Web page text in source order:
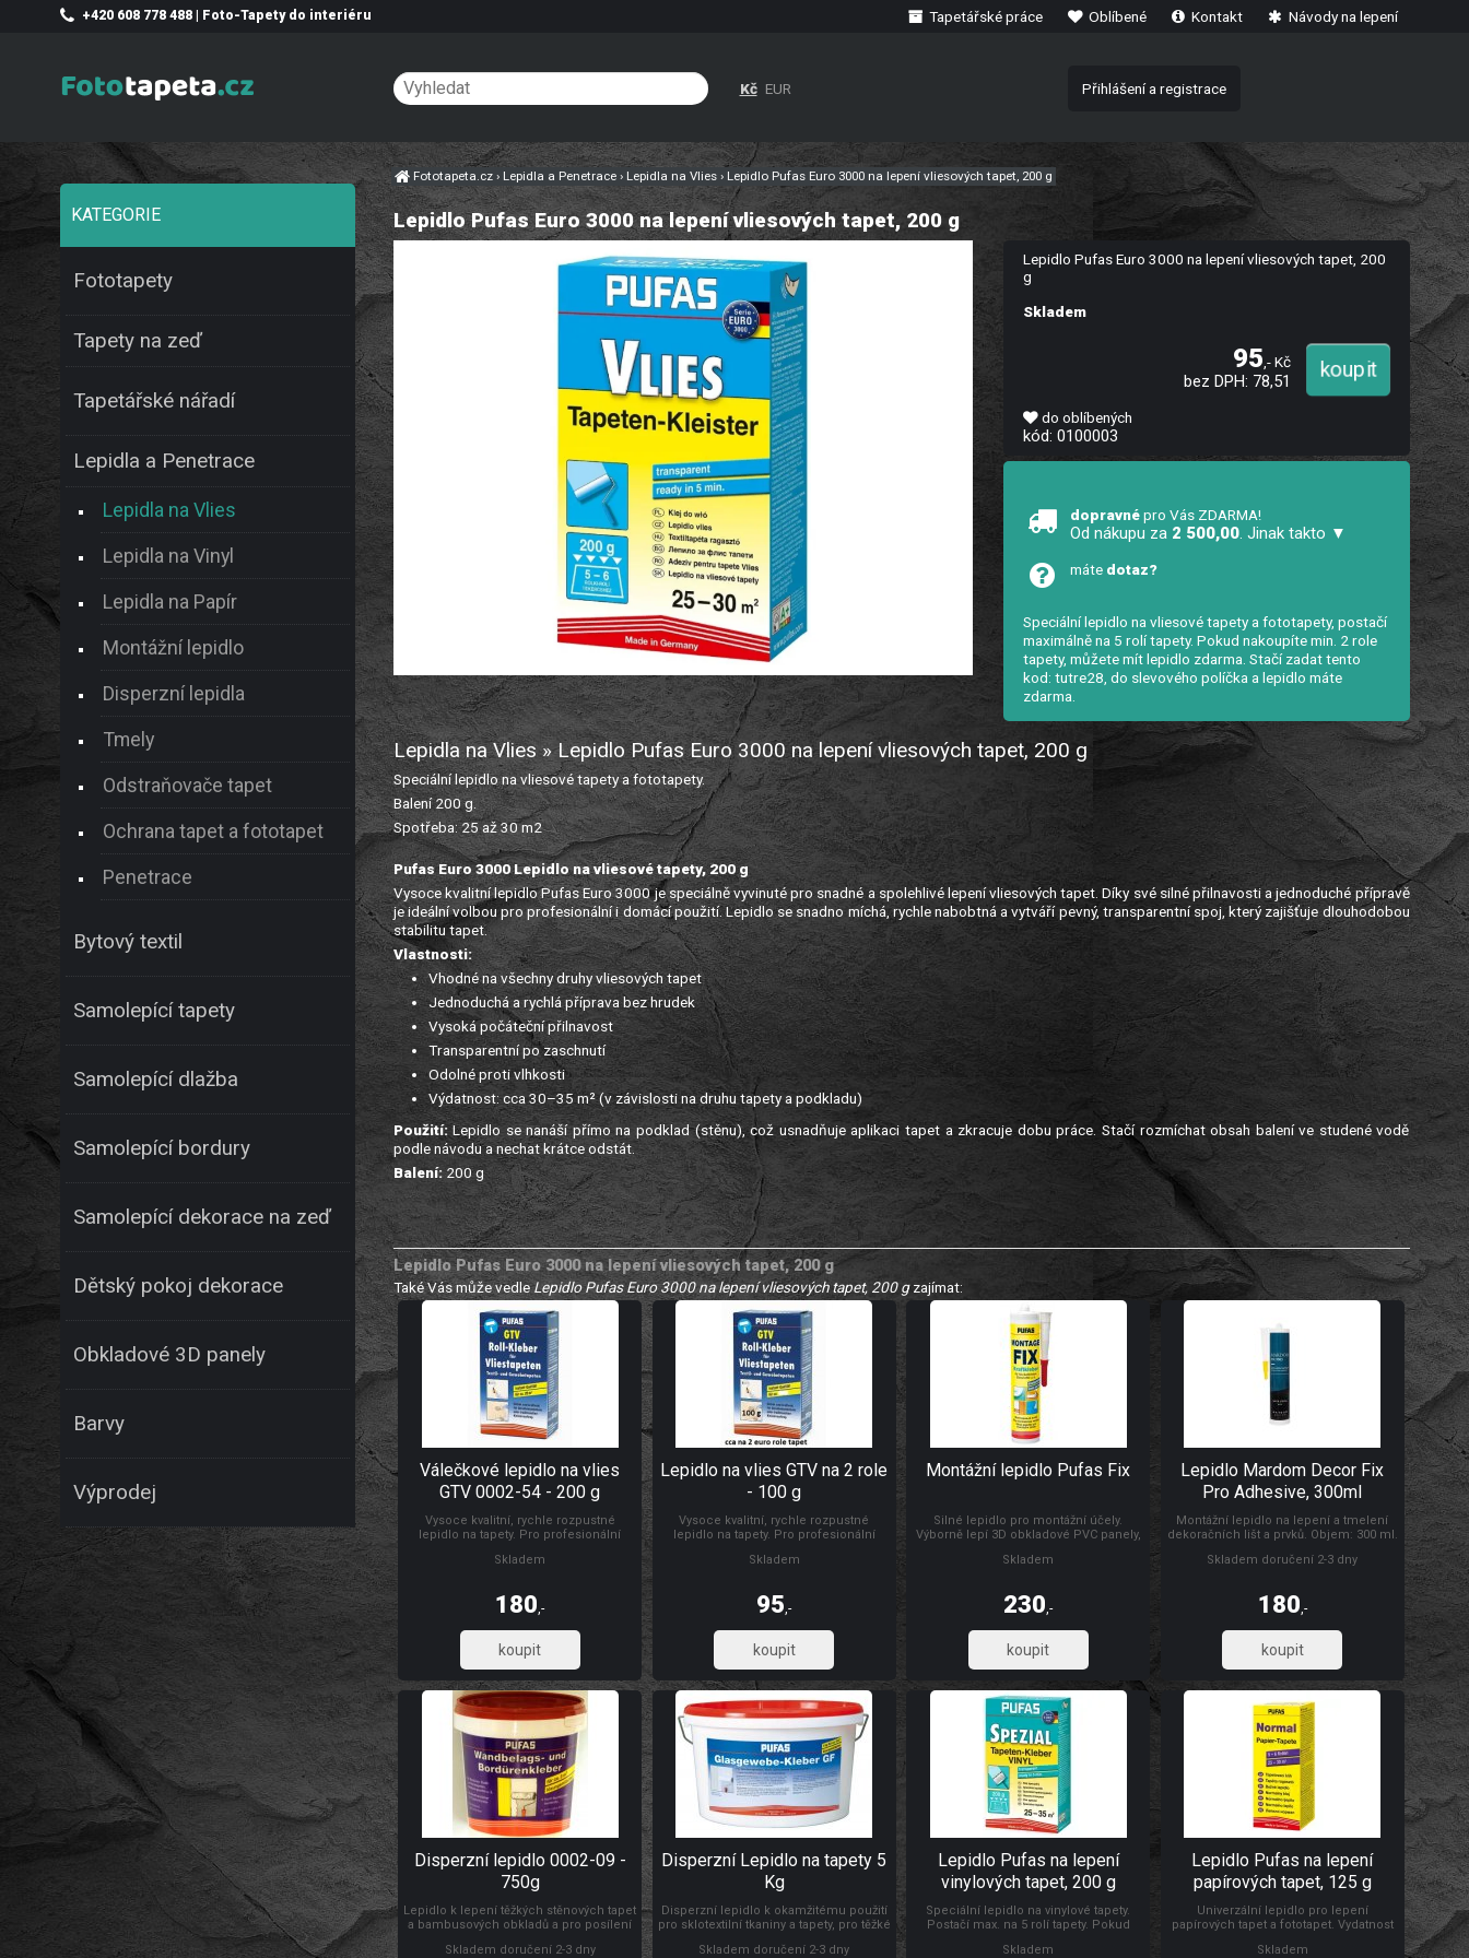
Lepidlo Pufas Euro 3000 na lepení vliesových tapet, 200 g
Lepidlo Pufas Euro 3000 na lepení vliesových tapet, 200
g
Skladem
95 ,- Kč
bez DPH: 78,51
do oblíbených
kód: 0100003
dopravnépro Vás ZDARMA!
Od nákupu za 2 500,00. Jinak takto ▼
máte dotaz?
Speciální lepidlo na vliesové tapety a fototapety, postačí
maximálně na 5 rolí tapety. Pokud nakoupíte min. 2 role
tapety, můžete mít lepidlo zdarma. Stačí zadat tento
kod: tutre28, do slevového políčka a lepidlo máte
zdarma.
Lepidla na Vlies » Lepidlo Pufas Euro 3000 na lepení vliesových tapet, 200 g
Speciální lepidlo na vliesové tapety a fototapety.
Balení 200 g.
Spotřeba: 25 až 30 m2
Pufas Euro 3000 Lepidlo na vliesové tapety, 200 g
Vysoce kvalitní lepidlo Pufas Euro 3000 je speciálně vyvinuté pro snadné a spolehlivé lepení vliesových tapet. Díky své silné přilnavosti a jednoduché přípravě
je ideální volbou pro profesionální i domácí použití. Lepidlo se snadno míchá, rychle nabobtná a vytváří pevný, transparentní spoj, který zajišťuje dlouhodobou
stabilitu tapet.
Vlastnosti:
Vhodné na všechny druhy vliesových tapet
Jednoduchá a rychlá příprava bez hrudek
Vysoká počáteční přilnavost
Transparentní po zaschnutí
Odolné proti vlhkosti
Výdatnost: cca 30–35 m² (v závislosti na druhu tapety a podkladu)
Použití:Lepidlo se nanáší přímo na podklad (stěnu), což usnadňuje aplikaci tapet a zkracuje dobu práce. Stačí rozmíchat obsah balení ve studené vodě
podle návodu a nechat krátce odstát.
Balení:200 g
Lepidlo Pufas Euro 3000 na lepení vliesových tapet, 200 g
Také Vás může vedleLepidlo Pufas Euro 3000 na lepení vliesových tapet, 200 gzajímat:
Válečkové lepidlo na vlies
GTV 0002-54 - 200 g
Vysoce kvalitní, rychle rozpustné
lepidlo na tapety. Pro profesionální
vliesových, textilních a tkaninových
Skladem
180,-
148,76
Lepidlo na vlies GTV na 2 role
- 100 g
Vysoce kvalitní, rychle rozpustné
lepidlo na tapety. Pro profesionální
ražených vliesových, textilních a
na 2 role tapety.
Skladem
95,-
78,51
Montážní lepidlo Pufas Fix
Silné lepidlo pro montážní účely.
Výborně lepí 3D obkladové PVC panely,
Vydatnost lepidla cca 2 m2. Vhodné pro
Skladem
230,-
190,08
Lepidlo Mardom Decor Fix
Pro Adhesive, 300ml
Montážní lepidlo na lepení a tmelení
dekoračních lišt a prvků. Objem: 300 ml.
Skladem doručení 2-3 dny
180,-
148,76
Disperzní lepidlo 0002-09 -
750g
Lepidlo k lepení těžkých stěnových tapet
a bambusových obkladů a pro posílení
podklad disperze. Vystačí cca na 2 m2.
Skladem doručení 2-3 dny
Disperzní Lepidlo na tapety 5
Kg
Disperzní lepidlo k okamžitému použití
pro sklotextilní tkaniny a tapety, pro těžké
lepení na nesavé podklady. Vydatnost
Skladem doručení 2-3 dny
Lepidlo Pufas na lepení
vinylových tapet, 200 g
Speciální lepidlo na vinylové tapety.
Postačí max. na 5 rolí tapety. Pokud
lepidlo zdarma. Stačí zadat tento kod:
Skladem
Lepidlo Pufas na lepení
papírových tapet, 125 g
Univerzální lepidlo pro lepení
papírových tapet a fototapet. Vydatnost
nakoupíte min. 2 role tapety, můžete mít
Skladem
KATEGORIE
Fototapety
Tapety na zeď
Tapetářské nářadí
Lepidla a Penetrace
Lepidla na Vlies
Lepidla na Vinyl
Lepidla na Papír
Montážní lepidlo
Disperzní lepidla
Tmely
Odstraňovače tapet
Ochrana tapet a fototapet
Penetrace
Bytový textil
Samolepící tapety
Samolepící dlažba
Samolepící bordury
Samolepící dekorace na zeď
Dětský pokoj dekorace
Obkladové 3D panely
Barvy
Výprodej
Tapetářské práce Oblíbené Kontakt Návody na lepení
Fototapeta.cz› Lepidla a Penetrace › Lepidla na Vlies › Lepidlo Pufas Euro 3000 na lepení vliesových tapet, 200 g
+420 608 778 488 | Foto-Tapety do interiéru
Kč EUR Přihlášení a registrace